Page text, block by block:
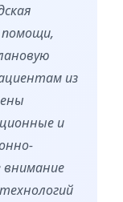
из
и
внимание